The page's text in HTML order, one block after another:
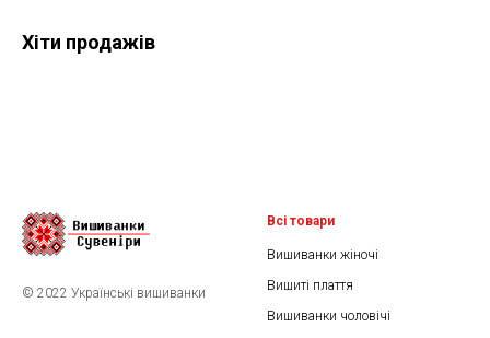
Хіти продажів
© 2022 Українські вишиванки
Всі товари
Вишиванки жіночі
Вишиті плаття
Вишиванки чоловічі